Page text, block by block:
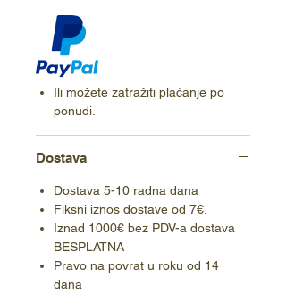
Ili možete zatražiti plaćanje po
ponudi.
Dostava
Dostava 5-10 radna dana
Fiksni iznos dostave od 7€.
Iznad 1000€ bez PDV-a dostava
BESPLATNA
Pravo na povrat u roku od 14
dana